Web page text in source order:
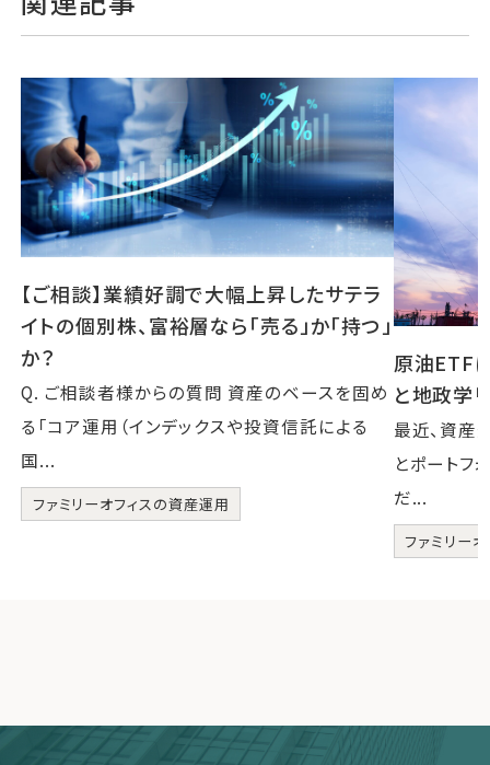
【ご相談】業績好調で大幅上昇したサテラ
イトの個別株、富裕層なら「売る」か「持つ」
か？
Q. ご相談者様からの質問 資産のベースを固め
る「コア運用（インデックスや投資信託による
国...
ファミリーオフィスの資産運用
原油ETF
と地政学
最近、資産
とポートフ
だ...
ファミリー